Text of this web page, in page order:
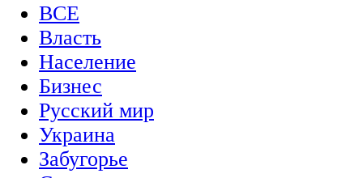
ВСЕ
Власть
Население
Бизнес
Русский мир
Украина
Забугорье